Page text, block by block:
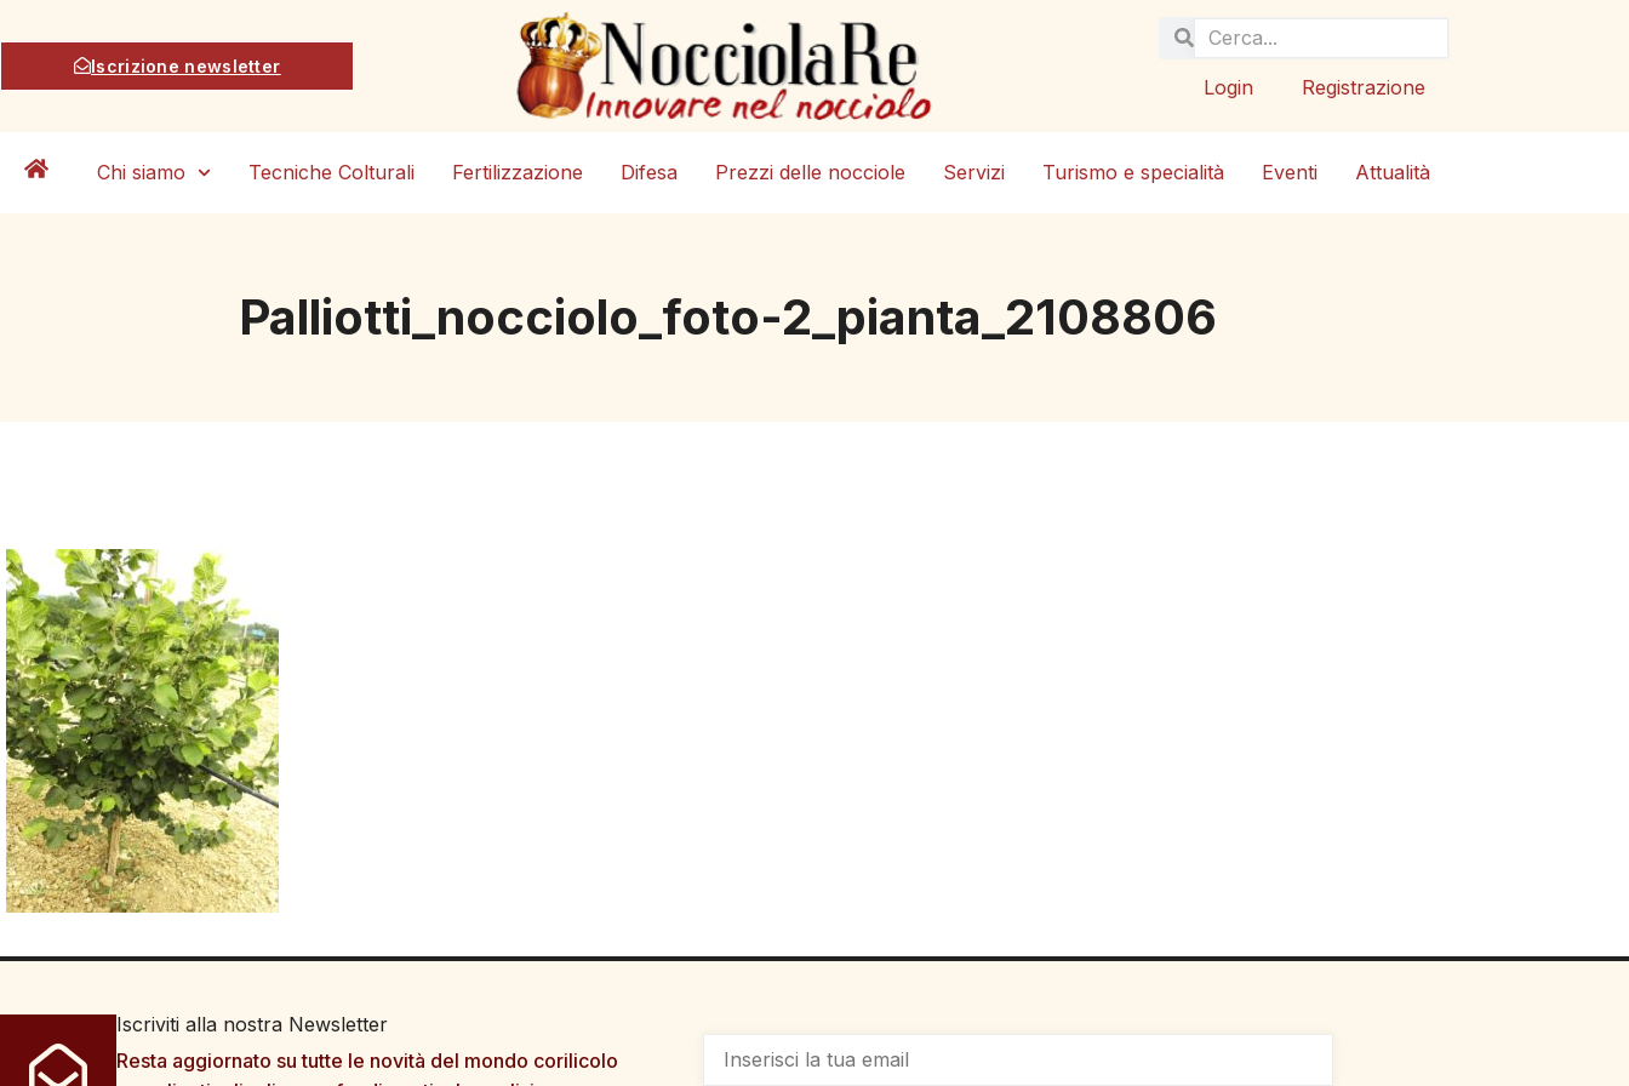
Iscrizione newsletter
Login Registrazione
Chi siamo Tecniche Colturali Fertilizzazione Difesa Prezzi delle nocciole Servizi Turismo e specialità Eventi Attualità
Palliotti_nocciolo_foto-2_pianta_2108806
Iscriviti alla nostra Newsletter
Resta aggiornato su tutte le novità del mondo corilicolo